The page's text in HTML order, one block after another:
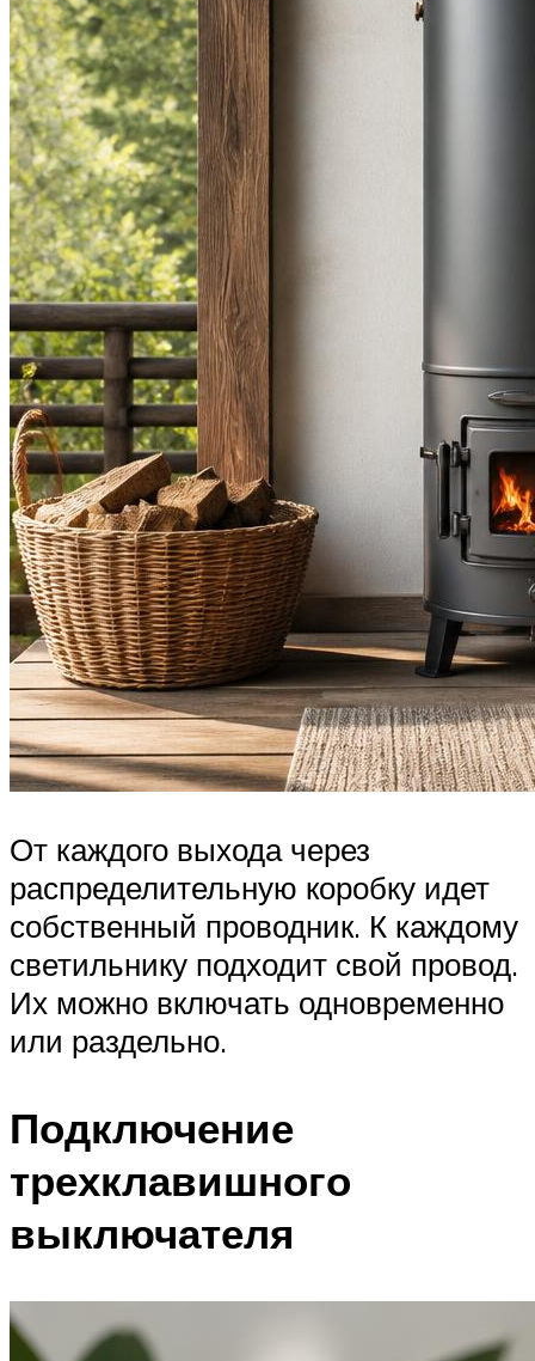
От каждого выхода через
распределительную коробку идет
собственный проводник. К каждому
светильнику подходит свой провод.
Их можно включать одновременно
или раздельно.
Подключение
трехклавишного
выключателя